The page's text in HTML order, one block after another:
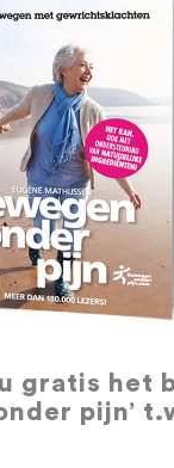
gratis het
pijn’